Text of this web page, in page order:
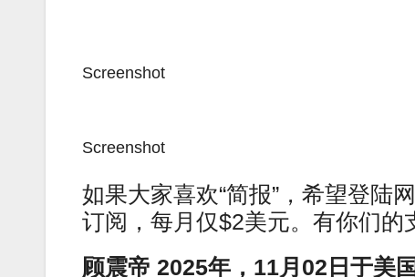
Screenshot
Screenshot
如果大家喜欢“简报”，希望登陆
订阅，每月仅$2美元。有你们的
顾震帝 2025年，11月02日于美国